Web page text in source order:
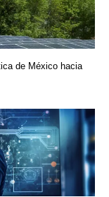
de México hacia